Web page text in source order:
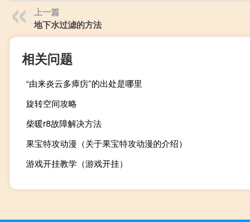
上一篇
地下水过滤的方法
相关问题
“由来炎云多瘴疠”的出处是哪里
旋转空间攻略
柴暖r8故障解决方法
果宝特攻动漫（关于果宝特攻动漫的介绍）
游戏开挂教学（游戏开挂）